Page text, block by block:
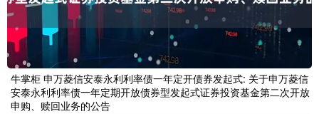
牛掌柜 申万菱信安泰永利利率债一年定开债券发起式: 关于申万菱信
安泰永利利率债一年定期开放债券型发起式证券投资基金第二次开放
申购、赎回业务的公告